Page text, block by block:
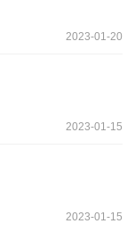
2023-01-20
2023-01-15
2023-01-15